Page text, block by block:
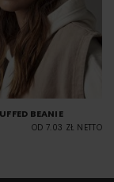
BEANIE
OD 7.03 ZŁ NETTO